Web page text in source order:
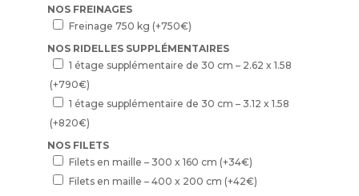
NOS FREINAGES
Freinage 750 kg (+750€)
NOS RIDELLES SUPPLÉMENTAIRES
1 étage supplémentaire de 30 cm – 2.62 x 1.58
(+790€)
1 étage supplémentaire de 30 cm – 3.12 x 1.58
(+820€)
NOS FILETS
Filets en maille – 300 x 160 cm (+34€)
Filets en maille – 400 x 200 cm (+42€)